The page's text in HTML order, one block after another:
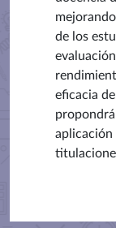
de los
eficacia
aplicación